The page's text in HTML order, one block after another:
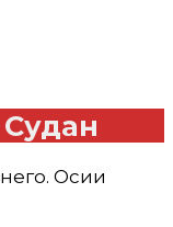
Судан
Осии